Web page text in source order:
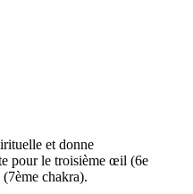
et donne
pour le troisième œil (6e
chakra).